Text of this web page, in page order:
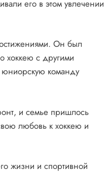
его в этом увлечении
Он был
хоккею с другими
команду
и семье пришлось
любовь к хоккею и
жизни и спортивной